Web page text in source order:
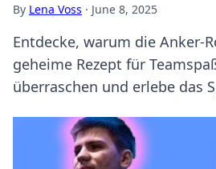
By Lena Voss · June 8, 2025
Entdecke, warum die Anker-
geheime Rezept für
überraschen und erlebe das